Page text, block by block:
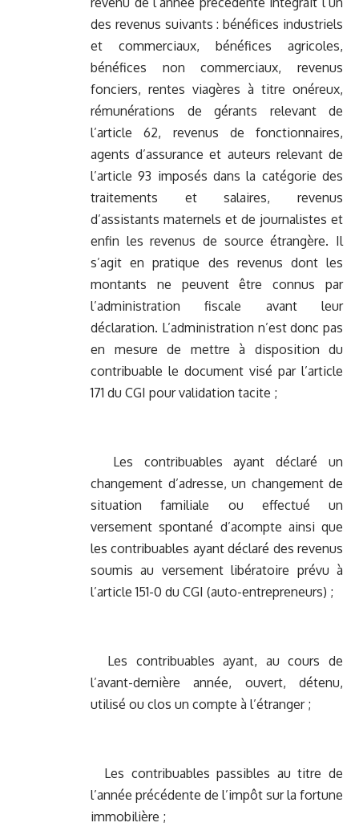
des revenus suivants : bénéfices industriels
et commerciaux, bénéfices agricoles,
bénéfices non commerciaux, revenus
fonciers, rentes viagères à titre onéreux,
rémunérations de gérants relevant de
l’article 62, revenus de fonctionnaires,
agents d’assurance et auteurs relevant de
l’article 93 imposés dans la catégorie des
traitements et salaires, revenus
d’assistants maternels et de journalistes et
enfin les revenus de source étrangère. Il
s’agit en pratique des revenus dont les
montants ne peuvent être connus par
l’administration fiscale avant leur
déclaration. L’administration n’est donc pas
en mesure de mettre à disposition du
contribuable le document visé par l’article
171 du CGI pour validation tacite ;
Les contribuables ayant déclaré un
changement d’adresse, un changement de
situation familiale ou effectué un
versement spontané d’acompte ainsi que
les contribuables ayant déclaré des revenus
soumis au versement libératoire prévu à
l’article 151-0 du CGI (auto-entrepreneurs) ;
Les contribuables ayant, au cours de
l’avant-dernière année, ouvert, détenu,
utilisé ou clos un compte à l’étranger ;
Les contribuables passibles au titre de
l’année précédente de l’impôt sur la fortune
immobilière ;